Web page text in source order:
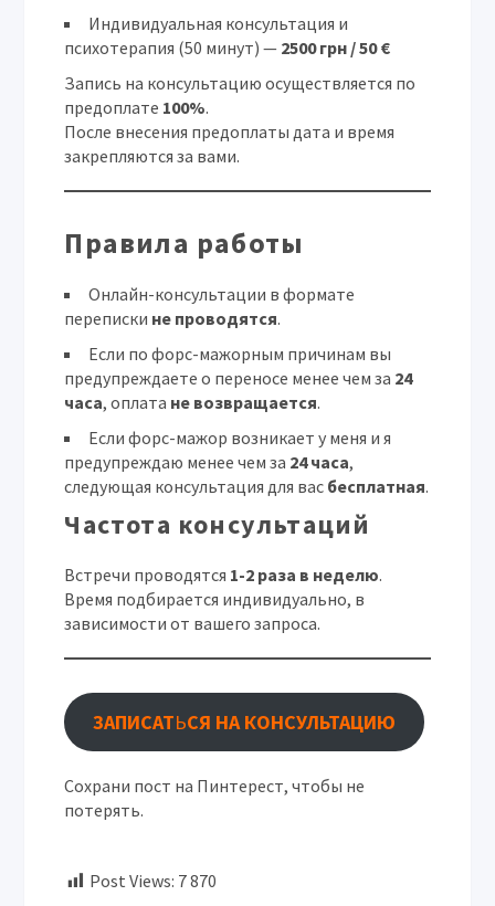
Индивидуальная консультация и
психотерапия (50 минут) — 2500 грн / 50 €
Запись на консультацию осуществляется по
предоплате 100%.
После внесения предоплаты дата и время
закрепляются за вами.
Правила работы
Онлайн-консультации в формате
переписки не проводятся.
Если по форс-мажорным причинам вы
предупреждаете о переносе менее чем за 24
часа, оплата не возвращается.
Если форс-мажор возникает у меня и я
предупреждаю менее чем за 24 часа,
следующая консультация для вас бесплатная.
Частота консультаций
Встречи проводятся 1-2 раза в неделю.
Время подбирается индивидуально, в
зависимости от вашего запроса.
ЗАПИСАТЬСЯ НА КОНСУЛЬТАЦИЮ
Сохрани пост на Пинтерест, чтобы не
потерять.
Post Views: 7 870